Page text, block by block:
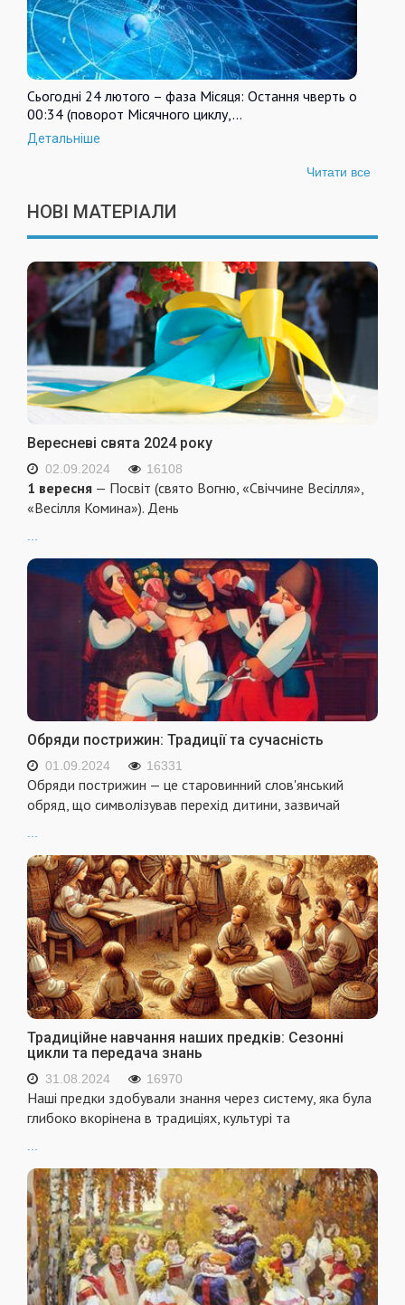
Сьогодні 24 лютого – фаза Місяця: Остання чверть о
00:34 (поворот Місячного циклу,…
Детальніше
Читати все
НОВІ МАТЕРІАЛИ
Вересневі свята 2024 року
02.09.2024 16108
1 вересня — Посвіт (свято Вогню, «Свіччине Весілля»,
«Весілля Комина»). День
Обряди пострижин: Традиції та сучасність
01.09.2024 16331
Обряди пострижин — це старовинний слов'янський
обряд, що символізував перехід дитини, зазвичай
...
Традиційне навчання наших предків: Сезонні
цикли та передача знань
31.08.2024 16970
Наші предки здобували знання через систему, яка була
глибоко вкорінена в традиціях, культурі та